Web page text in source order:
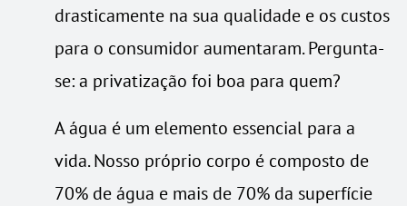
drasticamente na sua qualidade e os custos
para o consumidor aumentaram. Pergunta-
se: a privatização foi boa para quem?
A água é um elemento essencial para a
vida. Nosso próprio corpo é composto de
70% de água e mais de 70% da superfície